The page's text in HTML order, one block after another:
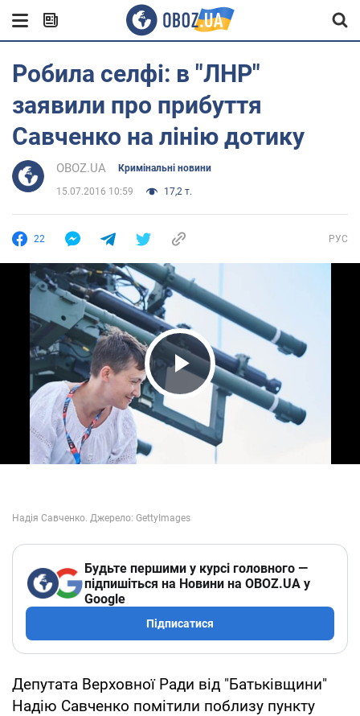
Робила селфі: в "ЛНР"
заявили про прибуття
Савченко на лінію дотику
OBOZ.UA Кримінальні новини
15.07.2016 10:59 17,2 т.
22 РУС
Play Video
Будьте першими у курсі головного —
підпишіться на Новини на OBOZ.UA у
Google
Підписатися
Депутата Верховної Ради від "Батьківщини"
Надію Савченко помітили поблизу пункту